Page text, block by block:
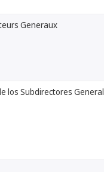
Generaux
los Subdirectores